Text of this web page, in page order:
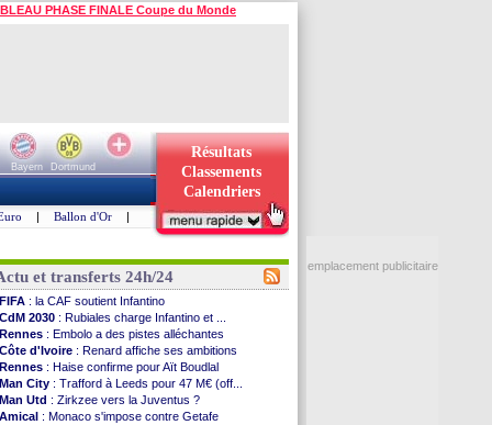
PHASE FINALE Coupe du Monde
Bayern
Dortmund
Résultats
Classements
Calendriers
| Ballon d'Or |
et transferts 24h/24
FIFA : la CAF soutient Infantino
CdM 2030 : Rubiales charge Infantino et ...
Rennes : Embolo a des pistes alléchantes
Côte d'Ivoire : Renard affiche ses ambitions
Rennes : Haise confirme pour Aït Boudlal
Man City : Trafford à Leeds pour 47 M€ (off...
Man Utd : Zirkzee vers la Juventus ?
Amical : Monaco s'impose contre Getafe
emplacement publicitaire